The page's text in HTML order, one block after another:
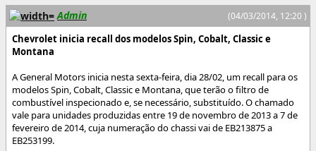
(04/03/2014, 12:20 )
Admin
Chevrolet inicia recall dos modelos Spin, Cobalt, Classic e
Montana
A General Motors inicia nesta sexta-feira, dia 28/02, um recall para os
modelos Spin, Cobalt, Classic e Montana, que terão o filtro de
combustível inspecionado e, se necessário, substituído. O chamado
vale para unidades produzidas entre 19 de novembro de 2013 a 7 de
fevereiro de 2014, cuja numeração do chassi vai de EB213875 a
EB253199.